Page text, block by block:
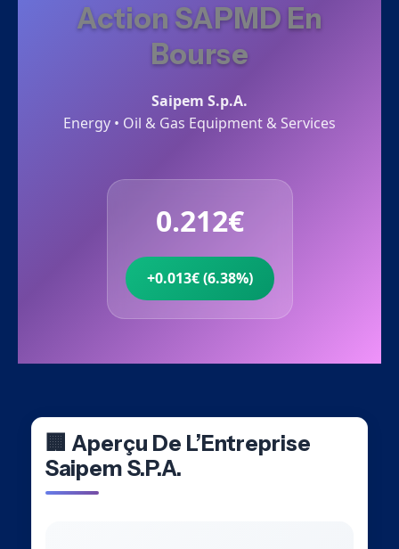
Action SAPMD En
Bourse
Saipem S.p.A.
Energy • Oil & Gas Equipment & Services
0.212€
+0.013€ (6.38%)
🏢 Aperçu De L’Entreprise
Saipem S.p.A.